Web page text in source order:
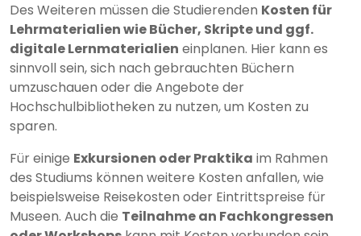
Des Weiteren müssen die Studierenden Kosten für
Lehrmaterialien wie Bücher, Skripte und ggf.
digitale Lernmaterialien einplanen. Hier kann es
sinnvoll sein, sich nach gebrauchten Büchern
umzuschauen oder die Angebote der
Hochschulbibliotheken zu nutzen, um Kosten zu
sparen.
Für einige Exkursionen oder Praktika im Rahmen
des Studiums können weitere Kosten anfallen, wie
beispielsweise Reisekosten oder Eintrittspreise für
Museen. Auch die Teilnahme an Fachkongressen